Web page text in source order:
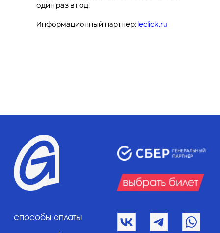
один раз в год!
Информационный партнер: leclick.ru